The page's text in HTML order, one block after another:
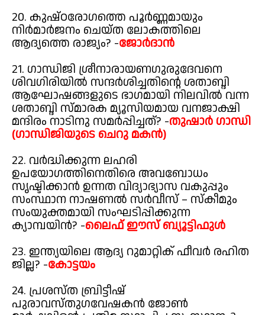
20. കുഷ്ഠരോഗത്തെ പൂർണ്ണമായും
നിർമാർജനം ചെയ്ത ലോകത്തിലെ
ആദ്യത്തെ രാജ്യം? -ജോർദാൻ
21. ഗാന്ധിജി ശ്രീനാരായണഗുരുദേവനെ
ശിവഗിരിയിൽ സന്ദർശിച്ചതിന്റെ ശതാബ്ദി
ആഘോഷങ്ങളുടെ ഭാഗമായി നിലവിൽ വന്ന
ശതാബ്ദി സ്മാരക മ്യൂസിയമായ വനജാക്ഷി
മന്ദിരം നാടിനു സമർപ്പിച്ചത്? -തുഷാർ ഗാന്ധി
(ഗാന്ധിജിയുടെ ചെറു മകൻ)
22. വർദ്ധിക്കുന്ന ലഹരി
ഉപയോഗത്തിനെതിരെ അവബോധം
സൃഷ്ടിക്കാൻ ഉന്നത വിദ്യാഭ്യാസ വകുപ്പും
സംസ്ഥാന നാഷണൽ സർവീസ് – സ്കീമും
സംയുക്തമായി സംഘടിപ്പിക്കുന്ന
ക്യാമ്പയിൻ? -ലൈഫ് ഈസ് ബ്യൂട്ടിഫുൾ
23. ഇന്ത്യയിലെ ആദ്യ റുമാറ്റിക് ഫീവർ രഹിത
ജില്ല? -കോട്ടയം
24. പ്രശസ്ത ബ്രിട്ടീഷ്
പുരാവസ്തുഗവേഷകൻ ജോൺ